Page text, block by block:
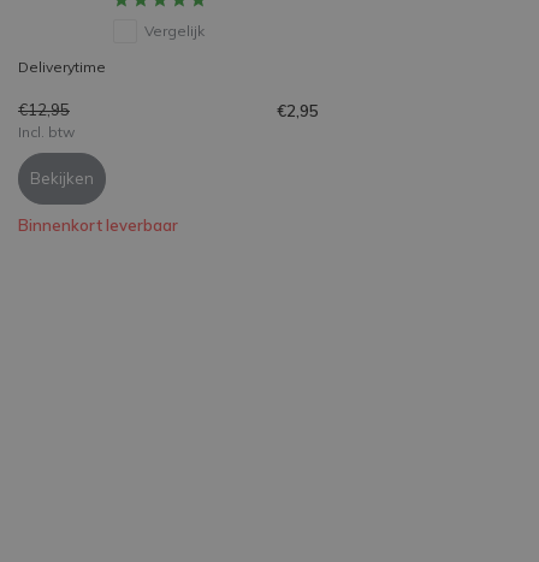
Vergelijk
Deliverytime
€12,95 €2,95
Incl. btw
Bekijken
Binnenkort leverbaar